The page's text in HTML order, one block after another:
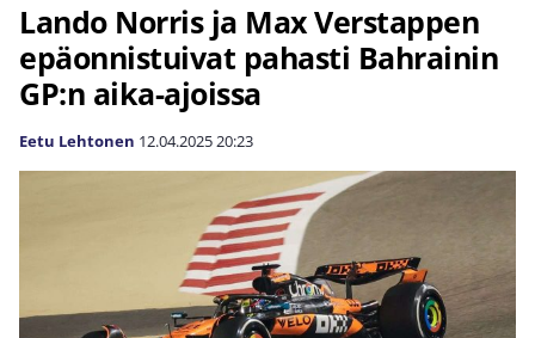
Lando Norris ja Max Verstappen
epäonnistuivat pahasti Bahrainin
GP:n aika-ajoissa
Eetu Lehtonen 12.04.202520:23